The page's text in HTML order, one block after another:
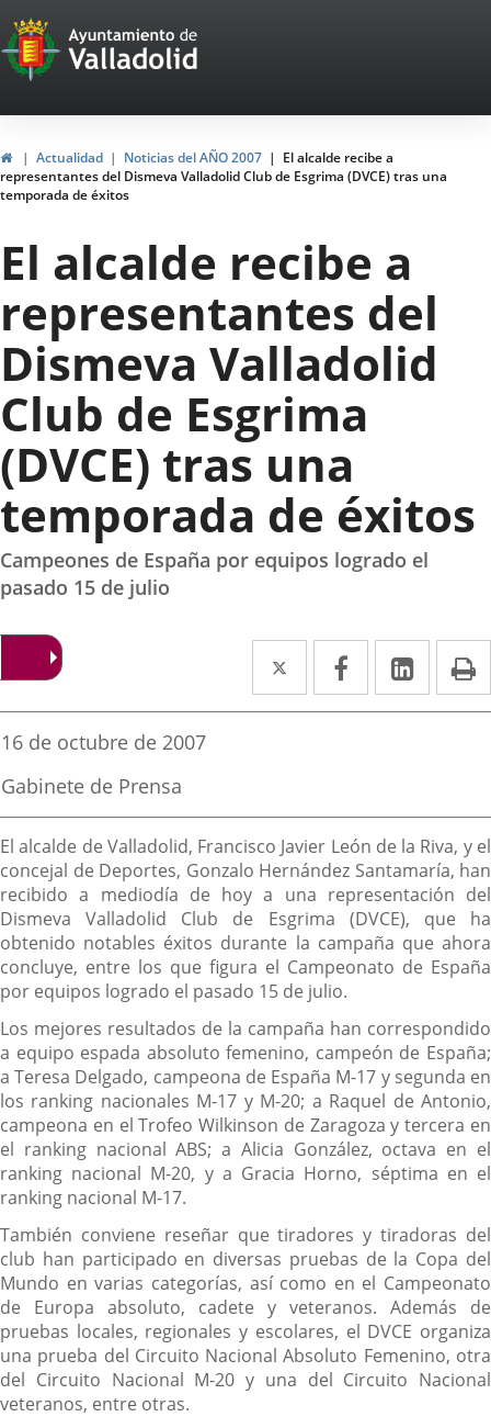
Portal
Web
del
Ayuntamiento
de
Valladolid
InicioActualidad Noticias del AÑO 2007
El alcalde recibe a
representantes del Dismeva Valladolid Club de Esgrima (DVCE) tras una
temporada de éxitos
El alcalde recibe a
representantes del
Dismeva Valladolid
Club de Esgrima
(DVCE) tras una
temporada de éxitos
Campeones de España por equipos logrado el
pasado 15 de julio
Twitter
Enlace
a
externa.
Facebook
Enlace
a
externa.
Enlace
a
Fecha
la
noticia
16 de octubre de 2007
Fuente
la
noticia
Gabinete de Prensa
Descripción
El alcalde de Valladolid, Francisco Javier León de la Riva, y el
concejal de Deportes, Gonzalo Hernández Santamaría, han
recibido a mediodía de hoy a una representación del
Dismeva Valladolid Club de Esgrima (DVCE), que ha
obtenido notables éxitos durante la campaña que ahora
concluye, entre los que figura el Campeonato de España
por equipos logrado el pasado 15 de julio.
Los mejores resultados de la campaña han correspondido
a equipo espada absoluto femenino, campeón de España;
a Teresa Delgado, campeona de España M-17 y segunda en
los ranking nacionales M-17 y M-20; a Raquel de Antonio,
campeona en el Trofeo Wilkinson de Zaragoza y tercera en
el ranking nacional ABS; a Alicia González, octava en el
ranking nacional M-20, y a Gracia Horno, séptima en el
ranking nacional M-17.
También conviene reseñar que tiradores y tiradoras del
club han participado en diversas pruebas de la Copa del
Mundo en varias categorías, así como en el Campeonato
de Europa absoluto, cadete y veteranos. Además de
pruebas locales, regionales y escolares, el DVCE organiza
una prueba del Circuito Nacional Absoluto Femenino, otra
del Circuito Nacional M-20 y una del Circuito Nacional
veteranos, entre otras.